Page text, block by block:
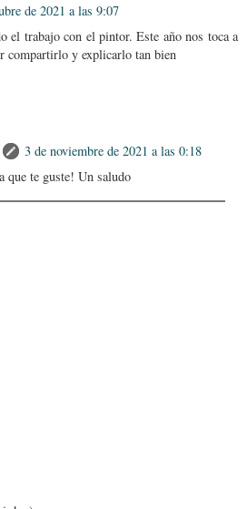
de 2021 a las 9:07
el trabajo con el pintor. Este año nos toca a
compartirlo y explicarlo tan bien
3 de noviembre de 2021 a las 0:18
que te guste! Un saludo